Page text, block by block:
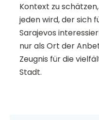
Kontext zu
jeden wird, der sich
Sarajevos
nur als Ort der
Zeugnis für die
Stadt.